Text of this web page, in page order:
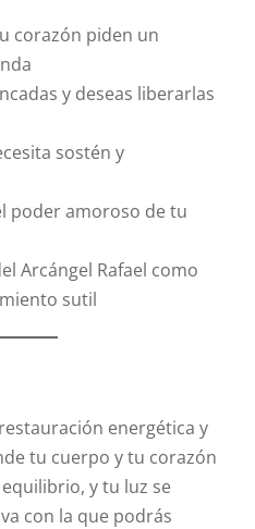
corazón piden un
y deseas liberarlas
sostén y
poder amoroso de tu
Arcángel Rafael como
sutil
energética y
tu cuerpo y tu corazón
y tu luz se
con la que podrás